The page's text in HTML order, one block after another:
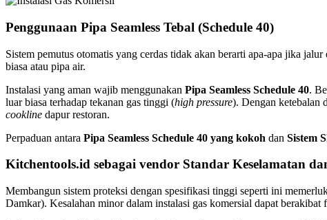
Penggunaan Pipa Seamless Tebal (Schedule 40)
Sistem pemutus otomatis yang cerdas tidak akan berarti apa-apa jika
biasa atau pipa air.
Instalasi yang aman wajib menggunakan Pipa Seamless Schedule 40.
luar biasa terhadap tekanan gas tinggi (high pressure). Dengan ketebalan
cookline dapur restoran.
Perpaduan antara Pipa Seamless Schedule 40 yang kokoh dan Sistem
Kitchentools.id sebagai vendor Standar Keselamatan
Membangun sistem proteksi dengan spesifikasi tinggi seperti ini
Damkar). Kesalahan minor dalam instalasi gas komersial dapat berakibat